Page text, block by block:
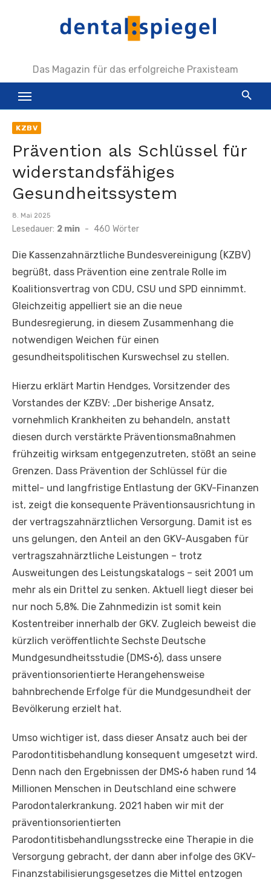
Das Magazin für das erfolgreiche Praxisteam
KZBV
Prävention als Schlüssel für
widerstandsfähiges
Gesundheitssystem
Veröffentlicht
am
8. Mai 2025
Lesedauer: 2 min - 460 Wörter
Die Kassenzahnärztliche Bundesvereinigung (KZBV)
begrüßt, dass Prävention eine zentrale Rolle im
Koalitionsvertrag von CDU, CSU und SPD einnimmt.
Gleichzeitig appelliert sie an die neue
Bundesregierung, in diesem Zusammenhang die
notwendigen Weichen für einen
gesundheitspolitischen Kurswechsel zu stellen.
Hierzu erklärt Martin Hendges, Vorsitzender des
Vorstandes der KZBV: „Der bisherige Ansatz,
vornehmlich Krankheiten zu behandeln, anstatt
diesen durch verstärkte Präventionsmaßnahmen
frühzeitig wirksam entgegenzutreten, stößt an seine
Grenzen. Dass Prävention der Schlüssel für die
mittel- und langfristige Entlastung der GKV-Finanzen
ist, zeigt die konsequente Präventionsausrichtung in
der vertragszahnärztlichen Versorgung. Damit ist es
uns gelungen, den Anteil an den GKV-Ausgaben für
vertragszahnärztliche Leistungen – trotz
Ausweitungen des Leistungskatalogs – seit 2001 um
mehr als ein Drittel zu senken. Aktuell liegt dieser bei
nur noch 5,8%. Die Zahnmedizin ist somit kein
Kostentreiber innerhalb der GKV. Zugleich beweist die
kürzlich veröffentlichte Sechste Deutsche
Mundgesundheitsstudie (DMS•6), dass unsere
präventionsorientierte Herangehensweise
bahnbrechende Erfolge für die Mundgesundheit der
Bevölkerung erzielt hat.
Umso wichtiger ist, dass dieser Ansatz auch bei der
Parodontitisbehandlung konsequent umgesetzt wird.
Denn nach den Ergebnissen der DMS•6 haben rund 14
Millionen Menschen in Deutschland eine schwere
Parodontalerkrankung. 2021 haben wir mit der
präventionsorientierten
Parodontitisbehandlungsstrecke eine Therapie in die
Versorgung gebracht, der dann aber infolge des GKV-
Finanzstabilisierungsgesetzes die Mittel entzogen